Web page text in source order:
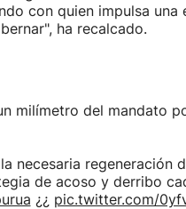
con quien impulsa
ha recalcado.
milímetro del mandato
necesaria regeneración
de acoso y derribo
¿¿ pic.twitter.com/